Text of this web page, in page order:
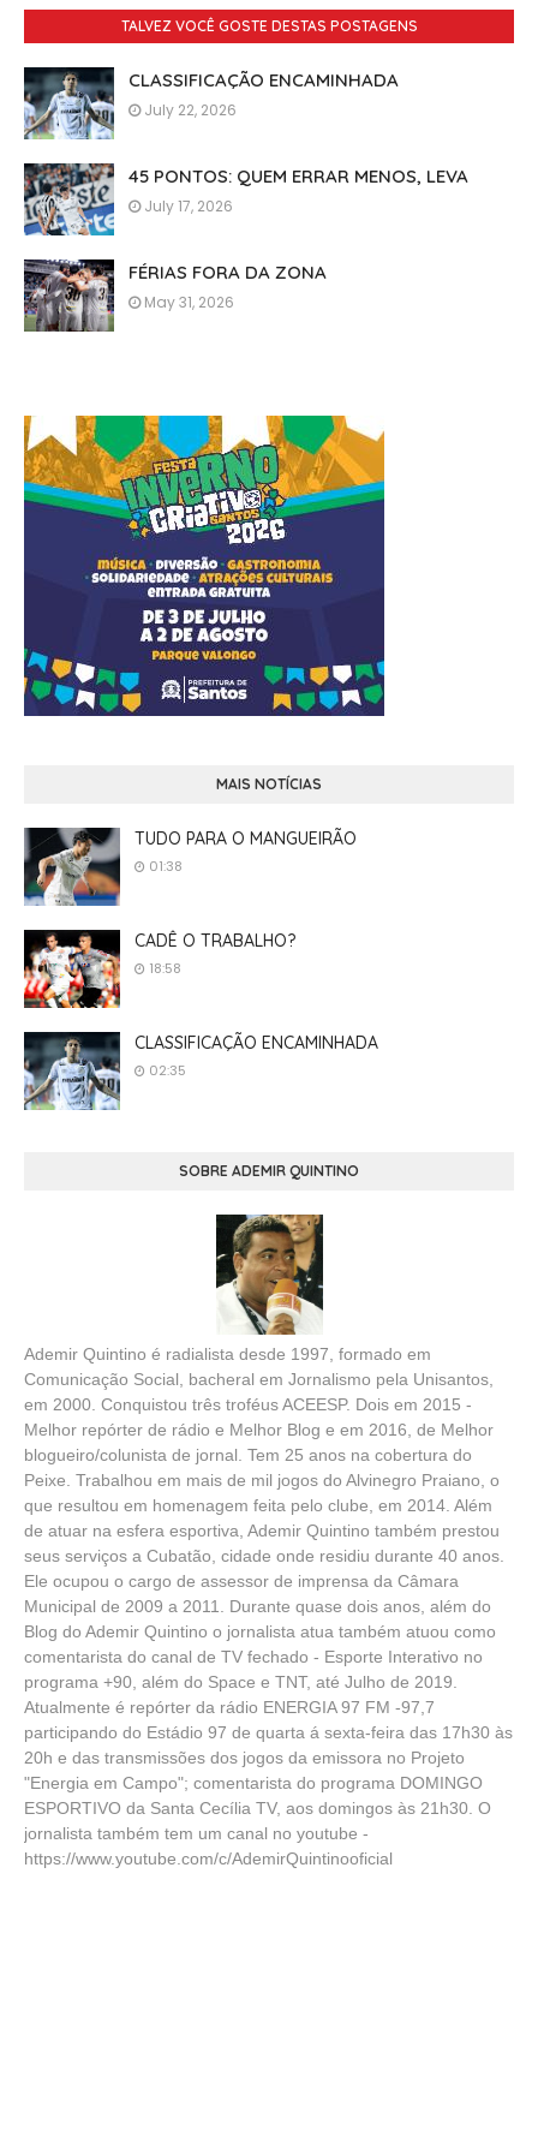
TALVEZ VOCÊ GOSTE DESTAS POSTAGENS
CLASSIFICAÇÃO ENCAMINHADA
July 22, 2026
45 PONTOS: QUEM ERRAR MENOS, LEVA
July 17, 2026
FÉRIAS FORA DA ZONA
May 31, 2026
MAIS NOTÍCIAS
TUDO PARA O MANGUEIRÃO
01:38
CADÊ O TRABALHO?
18:58
CLASSIFICAÇÃO ENCAMINHADA
02:35
SOBRE ADEMIR QUINTINO
Ademir Quintino é radialista desde 1997, formado em
Comunicação Social, bacheral em Jornalismo pela Unisantos,
em 2000. Conquistou três troféus ACEESP. Dois em 2015 -
Melhor repórter de rádio e Melhor Blog e em 2016, de Melhor
blogueiro/colunista de jornal. Tem 25 anos na cobertura do
Peixe. Trabalhou em mais de mil jogos do Alvinegro Praiano, o
que resultou em homenagem feita pelo clube, em 2014. Além
de atuar na esfera esportiva, Ademir Quintino também prestou
seus serviços a Cubatão, cidade onde residiu durante 40 anos.
Ele ocupou o cargo de assessor de imprensa da Câmara
Municipal de 2009 a 2011. Durante quase dois anos, além do
Blog do Ademir Quintino o jornalista atua também atuou como
comentarista do canal de TV fechado - Esporte Interativo no
programa +90, além do Space e TNT, até Julho de 2019.
Atualmente é repórter da rádio ENERGIA 97 FM -97,7
participando do Estádio 97 de quarta á sexta-feira das 17h30 às
20h e das transmissões dos jogos da emissora no Projeto
"Energia em Campo"; comentarista do programa DOMINGO
ESPORTIVO da Santa Cecília TV, aos domingos às 21h30. O
jornalista também tem um canal no youtube -
https://www.youtube.com/c/AdemirQuintinooficial